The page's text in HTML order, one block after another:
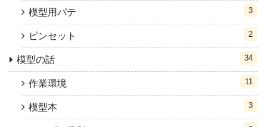
模型用パテ 3
ピンセット 2
模型の話 34
作業環境 11
模型本 3